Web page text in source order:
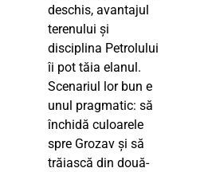
deschis, avantajul
terenului și
disciplina Petrolului
îi pot tăia elanul.
Scenariul lor bun e
unul pragmatic: să
închidă culoarele
spre Grozav și să
trăiască din două-